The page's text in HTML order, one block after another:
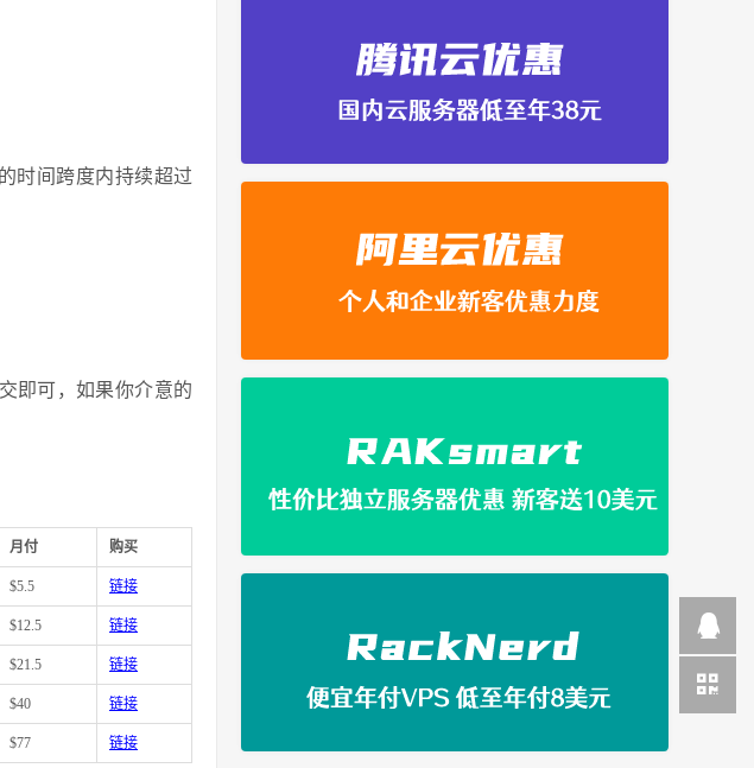
时间跨度内持续超过
即可，如果你介意的
月付 购买
$5.5 链接
$12.5 链接
$21.5 链接
$40 链接
$77 链接